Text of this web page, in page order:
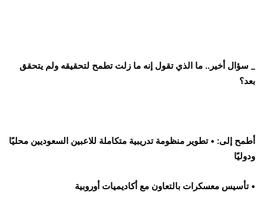
_ سؤال أخير.. ما الذي تقول إنه ما زلت تطمح لتحقيقه ولم يتحقق
بعد؟
أطمح إلى: • تطوير منظومة تدريبية متكاملة للاعبين السعوديين محليًا
ودوليًا
• تأسيس معسكرات بالتعاون مع أكاديميات أوروبية